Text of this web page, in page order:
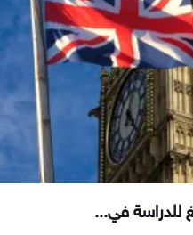
للدراسة في...